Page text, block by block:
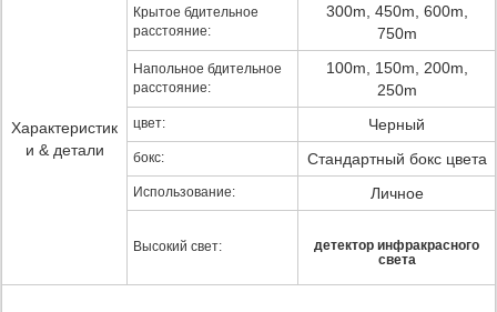
Характеристик
и & детали
Крытое бдительное
расстояние:
300m, 450m, 600m,
750m
Напольное бдительное
расстояние:
100m, 150m, 200m,
250m
цвет: Черный
бокс: Стандартный бокс цвета
Использование: Личное
Высокий свет:
детектор инфракрасного
света